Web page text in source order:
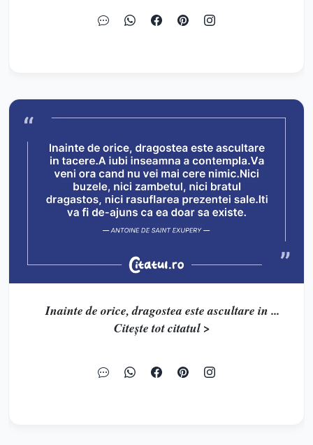
Inainte de orice, dragostea este ascultare in ...
Citește tot citatul >